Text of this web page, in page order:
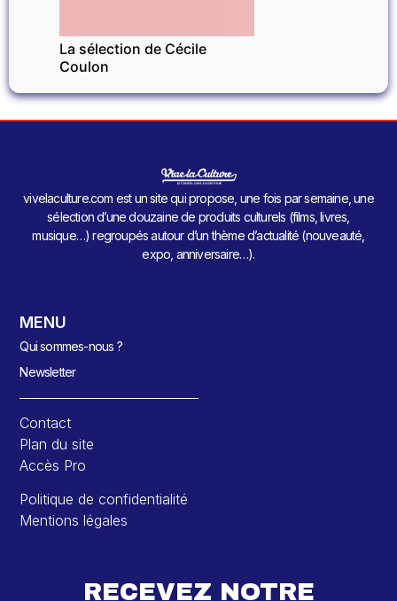
La sélection de Cécile
Coulon
vivelaculture.com est un site qui propose, une fois par semaine, une
sélection d’une douzaine de produits culturels (films, livres,
musique…) regroupés autour d’un thème d’actualité (nouveauté,
expo, anniversaire…).
MENU
Qui sommes-nous ?
Newsletter
Contact
Plan du site
Accès Pro
Politique de confidentialité
Mentions légales
RECEVEZ NOTRE